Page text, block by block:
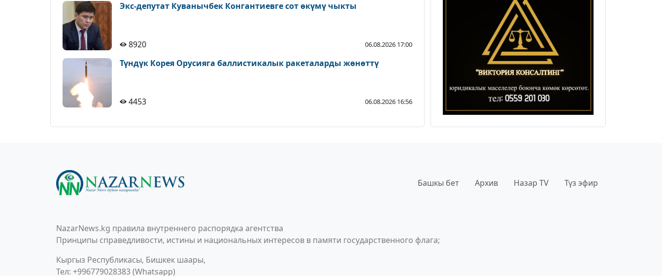
Экс-депутат Куванычбек Конгантиевге сот өкүмү чыкты
8920 06.08.2026 17:00
Түндүк Корея Орусияга баллистикалык ракеталарды жөнөттү
4453 06.08.2026 16:56
Башкы бет Архив Назар TV Түз эфир
NazarNews.kg правила внутреннего распорядка агентства
Принципы справедливости, истины и национальных интересов в памяти государственного флага;
Кыргыз Республикасы, Бишкек шаары,
Тел: +996779028383 (Whatsapp)